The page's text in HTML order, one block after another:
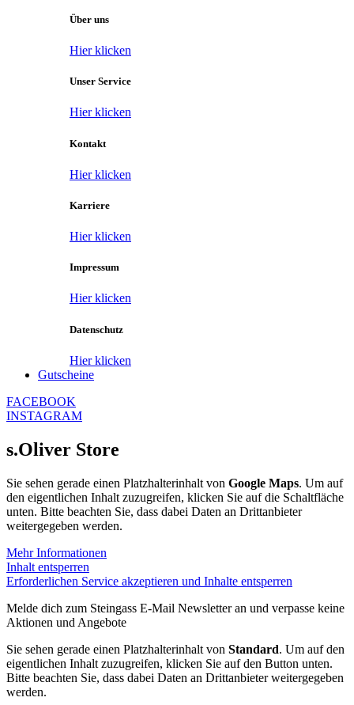
Über uns
Hier klicken
Unser Service
Hier klicken
Kontakt
Hier klicken
Karriere
Hier klicken
Impressum
Hier klicken
Datenschutz
Hier klicken
Gutscheine
FACEBOOK
INSTAGRAM
s.Oliver Store
Sie sehen gerade einen Platzhalterinhalt von Google Maps. Um auf
den eigentlichen Inhalt zuzugreifen, klicken Sie auf die Schaltfläche
unten. Bitte beachten Sie, dass dabei Daten an Drittanbieter
weitergegeben werden.
Mehr Informationen
Inhalt entsperren
Erforderlichen Service akzeptieren und Inhalte entsperren
Melde dich zum Steingass E-Mail Newsletter an und verpasse keine
Aktionen und Angebote
Sie sehen gerade einen Platzhalterinhalt von Standard. Um auf den
eigentlichen Inhalt zuzugreifen, klicken Sie auf den Button unten.
Bitte beachten Sie, dass dabei Daten an Drittanbieter weitergegeben
werden.